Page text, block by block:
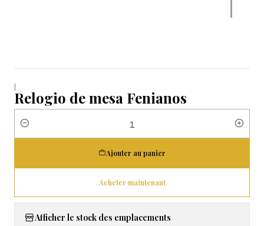
|
Relogio de mesa Fenianos
Quantité
Ajouter au panier
Acheter maintenant
Afficher le stock des emplacements